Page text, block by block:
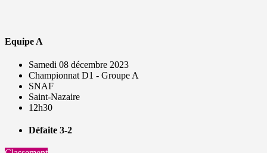
Equipe A
Samedi 08 décembre 2023
Championnat D1 - Groupe A
SNAF
Saint-Nazaire
12h30
Défaite 3-2